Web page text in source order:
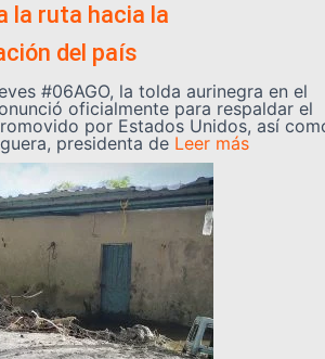
la ruta hacia la
del país
#06AGO, la tolda aurinegra en el
oficialmente para respaldar el
por Estados Unidos, así
presidenta de Leer más